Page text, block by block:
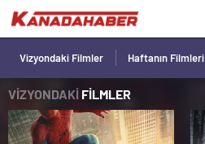
Vizyondaki Filmler Haftanın Filmleri
VİZYONDAKİ FİLMLER